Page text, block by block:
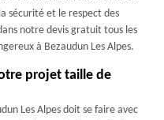
sécurité et le respect des
notre devis gratuit tous les
à Bezaudun Les Alpes.
projet taille de
Les Alpes doit se faire avec